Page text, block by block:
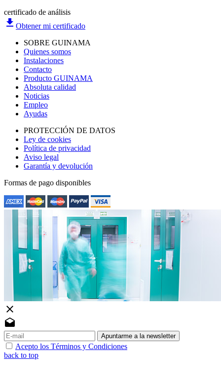
certificado de análisis
file_download Obtener mi certificado
SOBRE GUINAMA
Quienes somos
Instalaciones
Contacto
Producto GUINAMA
Absoluta calidad
Noticias
Empleo
Ayudas
PROTECCIÓN DE DATOS
Ley de cookies
Política de privacidad
Aviso legal
Garantía y devolución
Formas de pago disponibles
close
drafts
Apuntarme a la newsletter
Acepto los Términos y Condiciones
back to top